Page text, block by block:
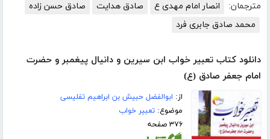
مترجمان: انصار امام مهدی ع صادق هدایت
صادق حسن زاده
محمد صادق جابری فرد
دانلود کتاب تعبیر خواب ابن سیرین و دانیال پیغمبر و حضرت
امام جعفر صادق (ع)
از: ابوالفضل حبیش بن ابراهیم تفلیسی
موضوع:تعبیر خواب
۳۷۶ صفحه